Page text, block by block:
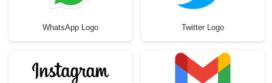
WhatsApp Logo Twitter Logo